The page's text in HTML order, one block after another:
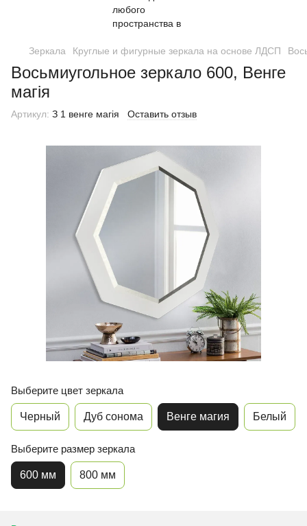
Зеркала Круглые и фигурные зеркала на основе ЛДСП
Восьмиугольное зеркало 600, Венге
магія
Артикул: З 1 венге магія Оставить отзыв
Выберите цвет зеркала
Черный Дуб сонома Венге магия Белый
Выберите размер зеркала
600 мм 800 мм